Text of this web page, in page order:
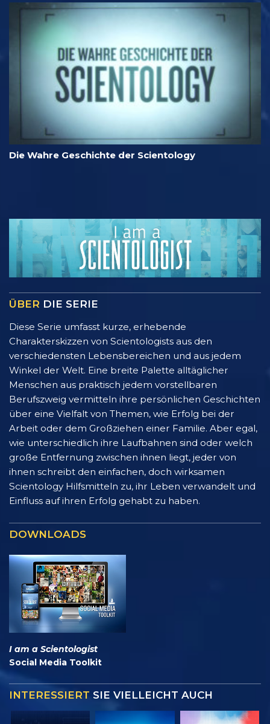
Die Wahre Geschichte der Scientology
ÜBER DIE SERIE
Diese Serie umfasst kurze, erhebende
Charakterskizzen von Scientologists aus den
verschiedensten Lebensbereichen und aus jedem
Winkel der Welt. Eine breite Palette alltäglicher
Menschen aus praktisch jedem vorstellbaren
Berufszweig vermitteln ihre persönlichen Geschichten
über eine Vielfalt von Themen, wie Erfolg bei der
Arbeit oder dem Großziehen einer Familie. Aber egal,
wie unterschiedlich ihre Laufbahnen sind oder welch
große Entfernung zwischen ihnen liegt, jeder von
ihnen schreibt den einfachen, doch wirksamen
Scientology Hilfsmitteln zu, ihr Leben verwandelt und
Einfluss auf ihren Erfolg gehabt zu haben.
DOWNLOADS
I am a Scientologist
Social Media Toolkit
INTERESSIERT SIE VIELLEICHT AUCH